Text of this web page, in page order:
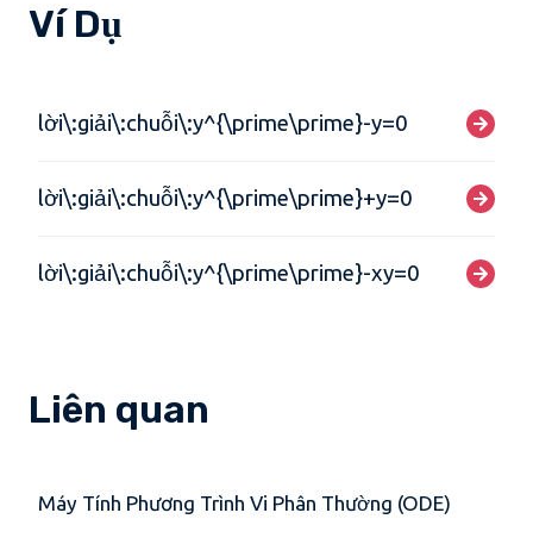
Ví Dụ
lời\:giải\:chuỗi\:y^{\prime\prime}-y=0
lời\:giải\:chuỗi\:y^{\prime\prime}+y=0
lời\:giải\:chuỗi\:y^{\prime\prime}-xy=0
Liên quan
Máy Tính Phương Trình Vi Phân Thường (ODE)